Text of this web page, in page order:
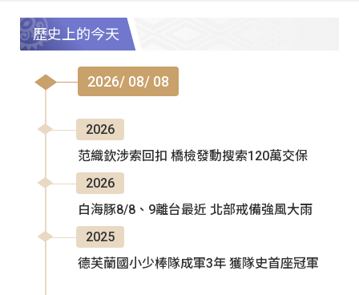
歷史上的今天
2026/ 08/ 08
2026
范織欽涉索回扣 橋檢發動搜索120萬交保
2026
白海豚8/8、9離台最近 北部戒備強風大雨
2025
德芙蘭國小少棒隊成軍3年 獲隊史首座冠軍